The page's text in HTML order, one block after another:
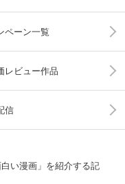
ペーン一覧
レビュー作品
信
い漫画」を紹介する記